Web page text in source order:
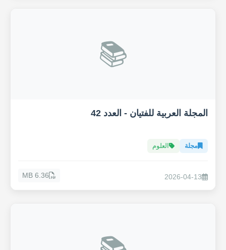
📚
المجلة العربية للفتيان - العدد 42
مجلة العلوم
2026-04-13
6.36 MB